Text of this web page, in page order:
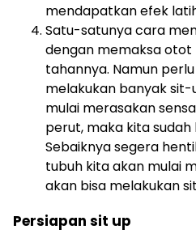
mendapatkan efek
Satu-satunya cara
dengan memaksa
tahannya. Namun
melakukan banyak
mulai merasakan
perut, maka kita
Sebaiknya segera
tubuh kita akan mulai
akan bisa melakukan
Persiapan sit up